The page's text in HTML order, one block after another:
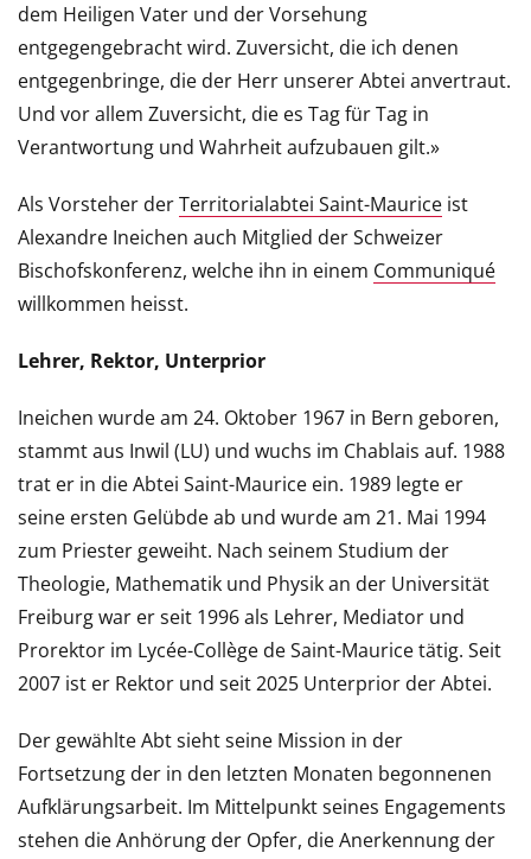
dem Heiligen Vater und der Vorsehung
entgegengebracht wird. Zuversicht, die ich denen
entgegenbringe, die der Herr unserer Abtei anvertraut.
Und vor allem Zuversicht, die es Tag für Tag in
Verantwortung und Wahrheit aufzubauen gilt.»
Als Vorsteher derTerritorialabtei Saint-Maurice ist
Alexandre Ineichen auch Mitglied der Schweizer
Bischofskonferenz, welche ihn in einem Communiqué
willkommen heisst.
Lehrer, Rektor, Unterprior
Ineichen wurde am 24. Oktober 1967 in Bern geboren,
stammt aus Inwil (LU) und wuchs im Chablais auf. 1988
trat er in die Abtei Saint-Maurice ein. 1989 legte er
seine ersten Gelübde ab und wurde am 21. Mai 1994
zum Priester geweiht. Nach seinem Studium der
Theologie, Mathematik und Physik an der Universität
Freiburg war er seit 1996 als Lehrer, Mediator und
Prorektor im Lycée-Collège de Saint-Maurice tätig. Seit
2007 ist er Rektor und seit 2025 Unterprior der Abtei.
Der gewählte Abt sieht seine Mission in der
Fortsetzung der in den letzten Monaten begonnenen
Aufklärungsarbeit. Im Mittelpunkt seines Engagements
stehen die Anhörung der Opfer, die Anerkennung der